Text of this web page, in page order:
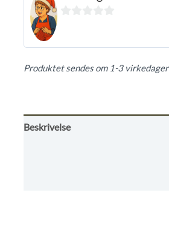
5
Produktet sendes om 1-3 virkedager
Beskrivelse